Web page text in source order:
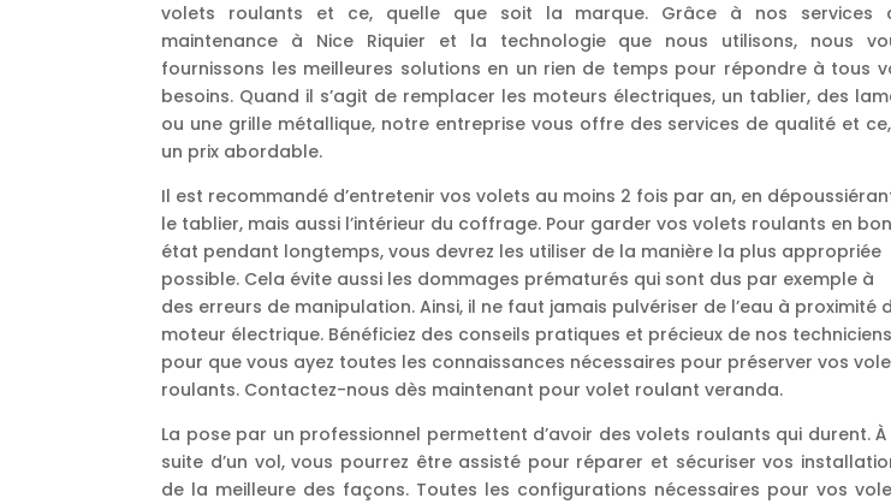
volets roulants et ce, quelle que soit la marque. Grâce à nos services
maintenance à Nice Riquier et la technologie que nous utilisons, nous
fournissons les meilleures solutions en un rien de temps pour répondre à tous
besoins. Quand il s’agit de remplacer les moteurs électriques, un tablier, des
ou une grille métallique, notre entreprise vous offre des services de qualité et
un prix abordable.
Il est recommandé d’entretenir vos volets au moins 2 fois par an, en
le tablier, mais aussi l’intérieur du coffrage. Pour garder vos volets roulants en bon
état pendant longtemps, vous devrez les utiliser de la manière la plus appropriée
possible. Cela évite aussi les dommages prématurés qui sont dus par exemple à
des erreurs de manipulation. Ainsi, il ne faut jamais pulvériser de l’eau à proximité
moteur électrique. Bénéficiez des conseils pratiques et précieux de nos techniciens
pour que vous ayez toutes les connaissances nécessaires pour préserver vos
roulants. Contactez-nous dès maintenant pour volet roulant veranda.
La pose par un professionnel permettent d’avoir des volets roulants qui durent. À
suite d’un vol, vous pourrez être assisté pour réparer et sécuriser vos
de la meilleure des façons. Toutes les configurations nécessaires pour vos